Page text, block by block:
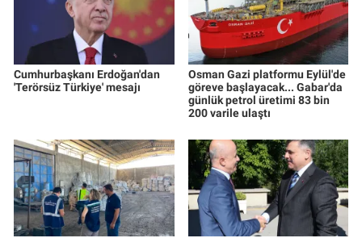
Cumhurbaşkanı Erdoğan'dan
'Terörsüz Türkiye' mesajı
Osman Gazi platformu Eylül'de
göreve başlayacak... Gabar'da
günlük petrol üretimi 83 bin
200 varile ulaştı